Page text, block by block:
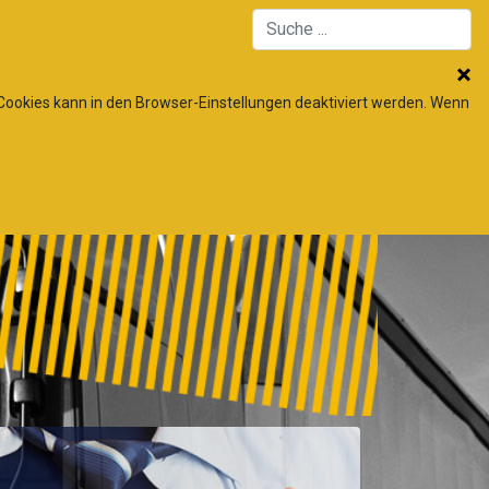
kann in den Browser-Einstellungen deaktiviert werden. Wenn